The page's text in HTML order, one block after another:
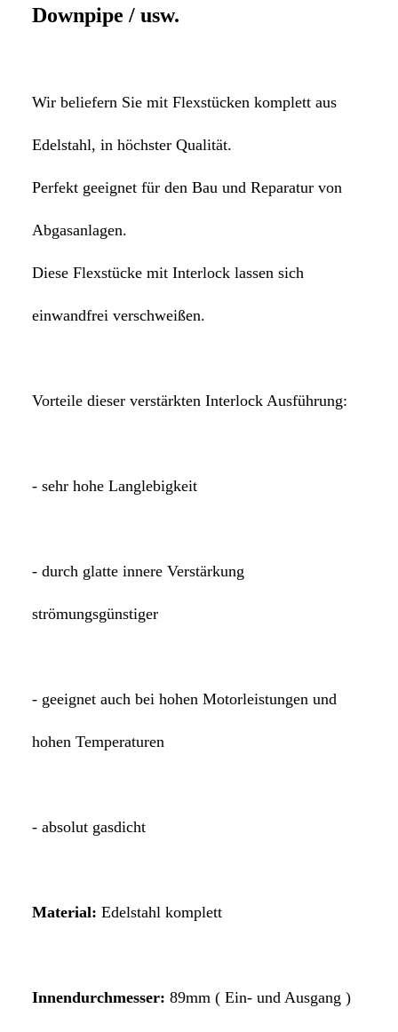
Downpipe / usw.
Wir beliefern Sie mit Flexstücken komplett aus
Edelstahl, in höchster Qualität.
Perfekt geeignet für den Bau und Reparatur von
Abgasanlagen.
Diese Flexstücke mit Interlock lassen sich
einwandfrei verschweißen.
Vorteile dieser verstärkten Interlock Ausführung:
- sehr hohe Langlebigkeit
- durch glatte innere Verstärkung
strömungsgünstiger
- geeignet auch bei hohen Motorleistungen und
hohen Temperaturen
- absolut gasdicht
Material: Edelstahl komplett
Innendurchmesser: 89mm ( Ein- und Ausgang )